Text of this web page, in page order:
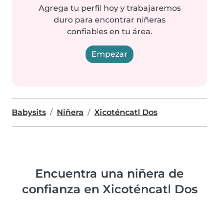
Agrega tu perfil hoy y trabajaremos
duro para encontrar niñeras
confiables en tu área.
Empezar
Babysits Niñera Xicoténcatl Dos
Encuentra una niñera de
confianza en Xicoténcatl Dos